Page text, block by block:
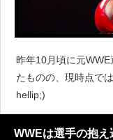
昨年10月頃に元
たものの、現時点で
hellip;)
WWEは選手の抱え